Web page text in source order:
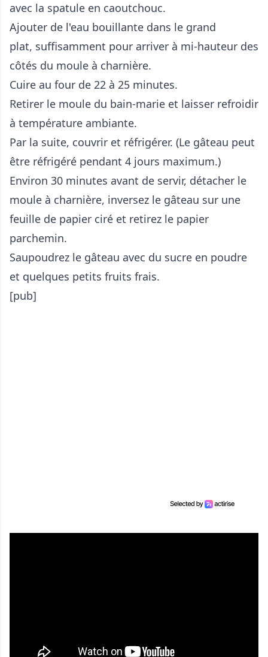
avec la spatule en caoutchouc.
Ajouter de l'eau bouillante dans le grand
plat, suffisamment pour arriver à mi-hauteur des
côtés du moule à charnière.
Cuire au four de 22 à 25 minutes.
Retirer le moule du bain-marie et laisser refroidir
à température ambiante.
Par la suite, couvrir et réfrigérer. (Le gâteau peut
être réfrigéré pendant 4 jours maximum.)
Environ 30 minutes avant de servir, détacher le
moule à charnière, inversez le gâteau sur une
feuille de papier ciré et retirez le papier
parchemin.
Saupoudrez le gâteau avec du sucre en poudre
et quelques petits fruits frais.
[pub]